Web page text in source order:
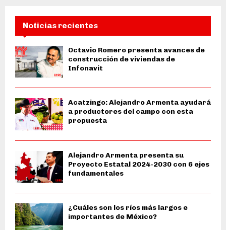
Noticias recientes
Octavio Romero presenta avances de
construcción de viviendas de
Infonavit
Acatzingo: Alejandro Armenta ayudará
a productores del campo con esta
propuesta
Alejandro Armenta presenta su
Proyecto Estatal 2024-2030 con 6 ejes
fundamentales
¿Cuáles son los ríos más largos e
importantes de México?